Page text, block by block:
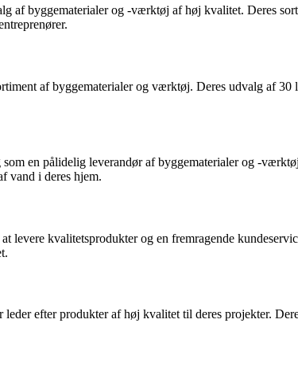
af byggematerialer og -værktøj af høj kvalitet. Deres
af byggematerialer og værktøj. Deres udvalg af
en pålidelig leverandør af byggematerialer og -
vand i deres hjem.
levere kvalitetsprodukter og en fremragende
efter produkter af høj kvalitet til deres projekter.